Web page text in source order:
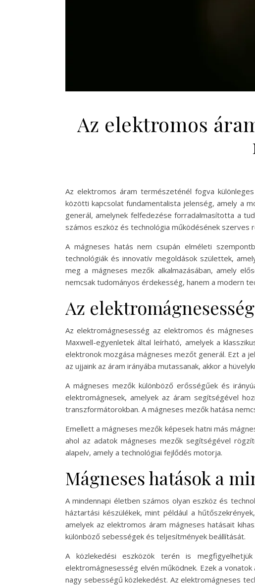
Az elektromos
Az elektromos áram természeténél fogva
közötti kapcsolat fundamentalista jelenség, amely a
generál, amelynek felfedezése forradalmasította a
számos eszköz és technológia működésének
A mágneses hatás nem csupán elméleti
technológiák és innovatív megoldások születtek,
meg a mágneses mezők alkalmazásában, amely
nemcsak tudományos érdekesség, hanem a modern
Az
Az elektromágnesesség az elektromos és
Maxwell-egyenletek által leírható, amelyek a
elektronok mozgása mágneses mezőt generál. Ezt a
az ujjaink az áram irányába mutassanak, akkor a
A mágneses mezők különböző erősségűek és
elektromágnesek, amelyek az áram segítségével
transzformátorokban. A mágneses mezők hatása
Emellett a mágneses mezők képesek hatni más
ahol az adatok mágneses mezők segítségével
alapelv, amely a technológiai fejlődés motorja.
Mágneses hatások a
A mindennapi életben számos olyan eszköz és
háztartási készülékek, mint például a
amelyek az elektromos áram mágneses hatásait
különböző sebességek és teljesítmények beállítását.
A közlekedési eszközök terén is
elektromágnesesség elvén működnek. Ezek a
nagy sebességű közlekedést. Az elektromágneses